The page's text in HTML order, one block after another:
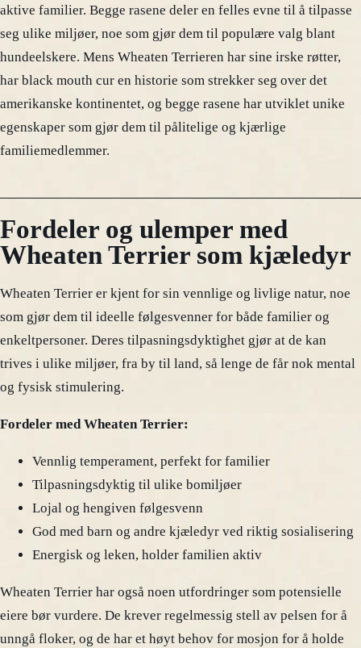
aktive familier. Begge rasene deler en felles evne til å tilpasse
seg ulike miljøer, noe som gjør dem til populære valg blant
hundeelskere. Mens Wheaten Terrieren har sine irske røtter,
har black mouth cur en historie som strekker seg over det
amerikanske kontinentet, og begge rasene har utviklet unike
egenskaper som gjør dem til pålitelige og kjærlige
familiemedlemmer.
Fordeler og ulemper med
Wheaten Terrier som kjæledyr
Wheaten Terrier er kjent for sin vennlige og livlige natur, noe
som gjør dem til ideelle følgesvenner for både familier og
enkeltpersoner. Deres tilpasningsdyktighet gjør at de kan
trives i ulike miljøer, fra by til land, så lenge de får nok mental
og fysisk stimulering.
Fordeler med Wheaten Terrier:
Vennlig temperament, perfekt for familier
Tilpasningsdyktig til ulike bomiljøer
Lojal og hengiven følgesvenn
God med barn og andre kjæledyr ved riktig sosialisering
Energisk og leken, holder familien aktiv
Wheaten Terrier har også noen utfordringer som potensielle
eiere bør vurdere. De krever regelmessig stell av pelsen for å
unngå floker, og de har et høyt behov for mosjon for å holde